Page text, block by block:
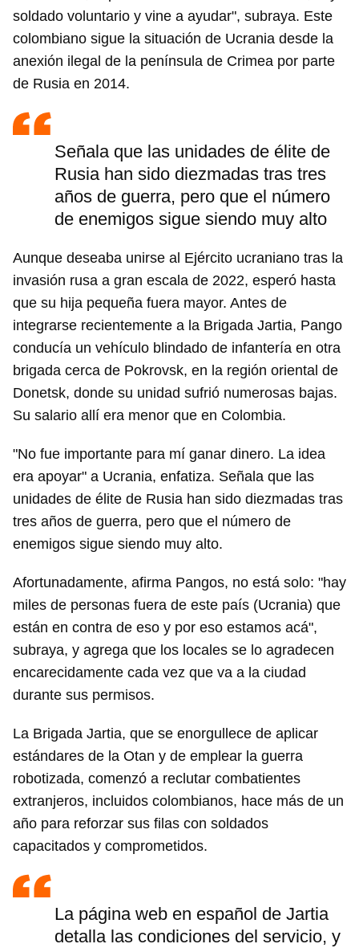
soldado voluntario y vine a ayudar", subraya. Este
colombiano sigue la situación de Ucrania desde la
anexión ilegal de la península de Crimea por parte
de Rusia en 2014.
Señala que las unidades de élite de
Rusia han sido diezmadas tras tres
años de guerra, pero que el número
de enemigos sigue siendo muy alto
Aunque deseaba unirse al Ejército ucraniano tras la
invasión rusa a gran escala de 2022, esperó hasta
que su hija pequeña fuera mayor. Antes de
integrarse recientemente a la Brigada Jartia, Pango
conducía un vehículo blindado de infantería en otra
brigada cerca de Pokrovsk, en la región oriental de
Donetsk, donde su unidad sufrió numerosas bajas.
Su salario allí era menor que en Colombia.
"No fue importante para mí ganar dinero. La idea
era apoyar" a Ucrania, enfatiza. Señala que las
unidades de élite de Rusia han sido diezmadas tras
tres años de guerra, pero que el número de
enemigos sigue siendo muy alto.
Afortunadamente, afirma Pangos, no está solo: "hay
miles de personas fuera de este país (Ucrania) que
están en contra de eso y por eso estamos acá",
subraya, y agrega que los locales se lo agradecen
encarecidamente cada vez que va a la ciudad
durante sus permisos.
La Brigada Jartia, que se enorgullece de aplicar
estándares de la Otan y de emplear la guerra
robotizada, comenzó a reclutar combatientes
extranjeros, incluidos colombianos, hace más de un
año para reforzar sus filas con soldados
capacitados y comprometidos.
La página web en español de Jartia
detalla las condiciones del servicio, y